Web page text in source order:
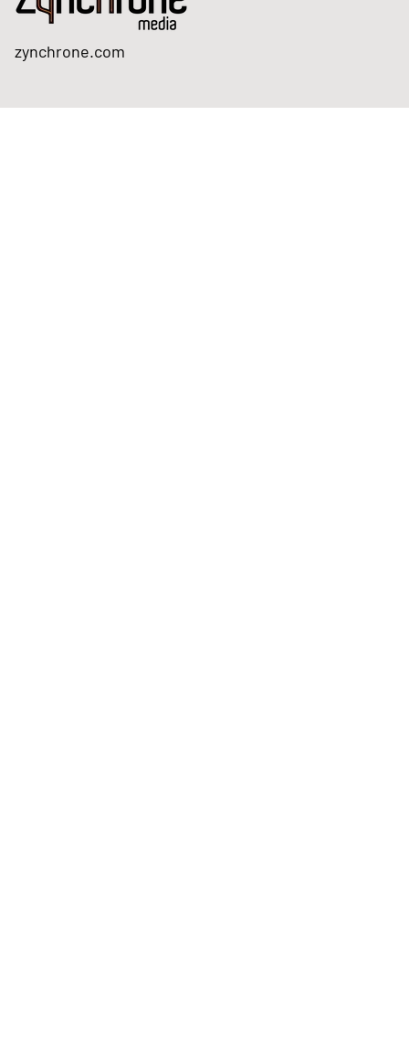
zynchrone.com